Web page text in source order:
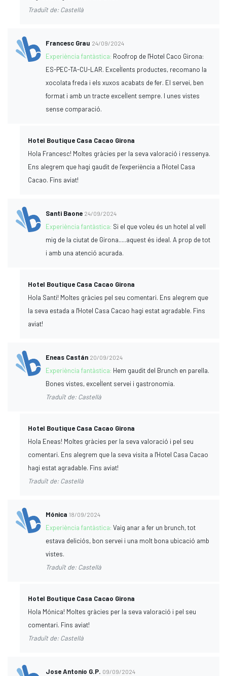
Traduït de: Castellà
Francesc Grau 24/09/2024
Experiència fantàstica: Roofrop de l'Hotel Caco Girona:
ES-PEC-TA-CU-LAR. Excel·lents productes, recomano la
xocolata freda i els xuxos acabats de fer. El servei, ben
format i amb un tracte excel·lent sempre. I unes vistes
sense comparació.
Hotel Boutique Casa Cacao Girona
Hola Francesc! Moltes gràcies per la seva valoració i ressenya.
Ens alegrem que hagi gaudit de l’experiència a l'Hotel Casa
Cacao. Fins aviat!
Santi Baone 24/09/2024
Experiència fantàstica: Si el que voleu és un hotel al vell
mig de la ciutat de Girona.....aquest és ideal. A prop de tot
i amb una atenció acurada.
Hotel Boutique Casa Cacao Girona
Hola Santi! Moltes gràcies pel seu comentari. Ens alegrem que
la seva estada a l'Hotel Casa Cacao hagi estat agradable. Fins
aviat!
Eneas Castán 20/09/2024
Experiència fantàstica: Hem gaudit del Brunch en parella.
Bones vistes, excel·lent servei i gastronomia.
Traduït de: Castellà
Hotel Boutique Casa Cacao Girona
Hola Eneas! Moltes gràcies per la seva valoració i pel seu
comentari. Ens alegrem que la seva visita a l'Hotel Casa Cacao
hagi estat agradable. Fins aviat!
Traduït de: Castellà
Mónica 18/09/2024
Experiència fantàstica:Vaig anar a fer un brunch, tot
estava deliciós, bon servei i una molt bona ubicació amb
vistes.
Traduït de: Castellà
Hotel Boutique Casa Cacao Girona
Hola Mónica! Moltes gràcies per la seva valoració i pel seu
comentari. Fins aviat!
Traduït de: Castellà
Jose Antonio G.P. 09/09/2024